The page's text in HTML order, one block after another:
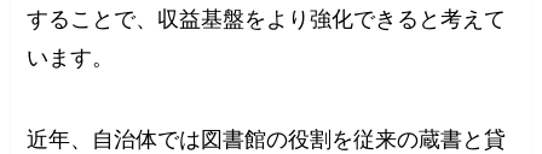
することで、収益基盤をより強化できると考えて
います。
近年、自治体では図書館の役割を従来の蔵書と貸